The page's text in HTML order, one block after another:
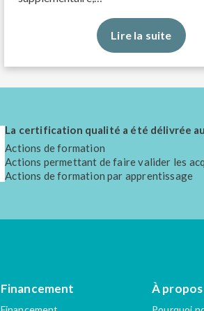
Lire la suite
La certification qualité a été délivrée
Actions de formation
Actions permettant de faire valider les
Actions de formation par apprentissage
Financement À propos